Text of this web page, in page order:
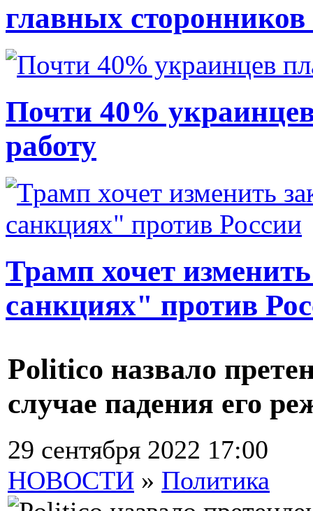
главных
Почти 40%
работу
Трамп хочет
санкциях" против
Politico назвало
случае падения его
29 сентября 2022 17:00
НОВОСТИ » Политика